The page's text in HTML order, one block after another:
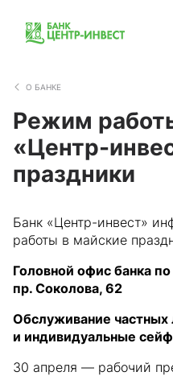
О БАНКЕ
Режим
«Центр-
праздники
Банк «Центр-инвест»
работы в майские
Головной офис банка
пр. Соколова, 62
Обслуживание частных
и индивидуальные
30 апреля — рабочий